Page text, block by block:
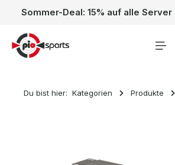
Zum Hauptinhalt springen
Du bist hier: Kategorien Produkte